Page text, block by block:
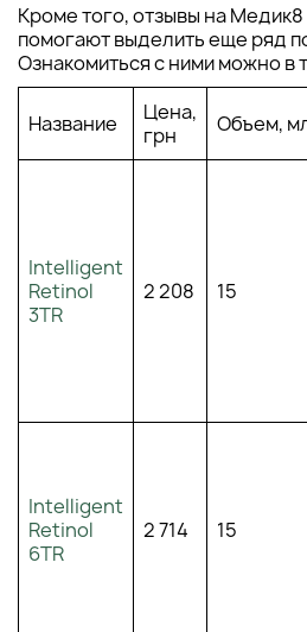
Кроме того, отзывы на
помогают выделить еще ряд
Ознакомиться с ними можно в
Название
Цена,
грн
Объем,
Intelligent
Retinol
3TR
2 208 15
Intelligent
Retinol
6TR
2 714 15